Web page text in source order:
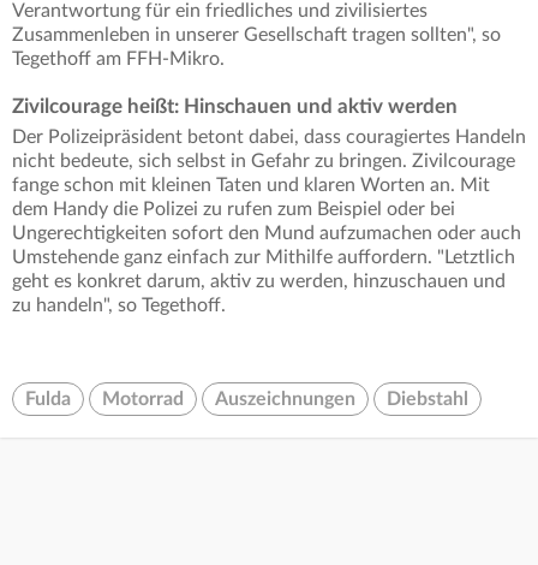
Verantwortung für ein friedliches und zivilisiertes
Zusammenleben in unserer Gesellschaft tragen sollten", so
Tegethoff am FFH-Mikro.
Zivilcourage heißt: Hinschauen und aktiv werden
Der Polizeipräsident betont dabei, dass couragiertes Handeln
nicht bedeute, sich selbst in Gefahr zu bringen. Zivilcourage
fange schon mit kleinen Taten und klaren Worten an. Mit
dem Handy die Polizei zu rufen zum Beispiel oder bei
Ungerechtigkeiten sofort den Mund aufzumachen oder auch
Umstehende ganz einfach zur Mithilfe auffordern. "Letztlich
geht es konkret darum, aktiv zu werden, hinzuschauen und
zu handeln", so Tegethoff.
Fulda Motorrad Auszeichnungen Diebstahl